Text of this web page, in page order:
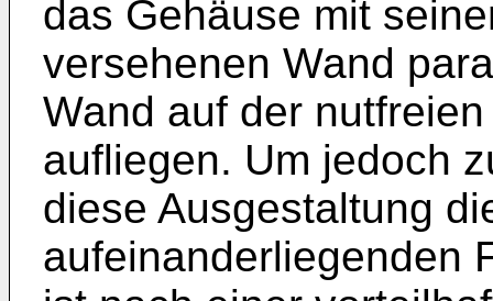
das Gehäuse mit
versehenen Wand
Wand auf der
aufliegen. Um jedoch
diese Ausgestaltung
aufeinanderliegenden